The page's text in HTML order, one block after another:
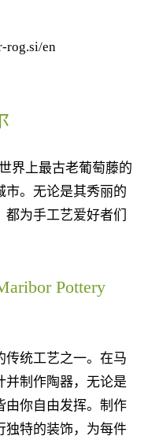
rog.si/en
上最古老葡萄藤的
市。无论是其秀丽的
为手工艺爱好者们
Pottery
统工艺之一。在马
并制作陶器，无论是
由你自由发挥。制作
独特的装饰，为每件